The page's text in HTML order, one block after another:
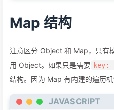
Map 结构
注意区分 Object 和 Map，只有
用 Object。如果只是需要 key:
结构。因为 Map 有内建的遍历机
JAVASCRIPT